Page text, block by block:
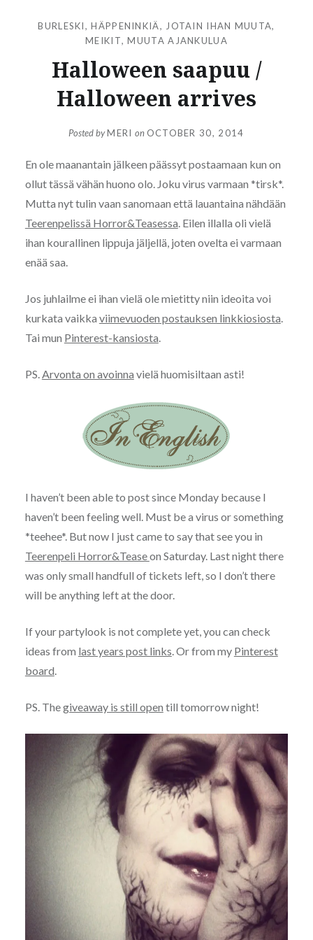
BURLESKI,HÄPPENINKIÄ, JOTAIN IHAN MUUTA,
MEIKIT,MUUTA AJANKULUA
Halloween saapuu /
Halloween arrives
Posted byMERI on OCTOBER 30, 2014
En ole maanantain jälkeen päässyt postaamaan kun on
ollut tässä vähän huono olo. Joku virus varmaan *tirsk*.
Mutta nyt tulin vaan sanomaan että lauantaina nähdään
Teerenpelissä Horror&Teasessa. Eilen illalla oli vielä
ihan kourallinen lippuja jäljellä, joten ovelta ei varmaan
enää saa.
Jos juhlailme ei ihan vielä ole mietitty niin ideoita voi
kurkata vaikka viimevuoden postauksen linkkiosiosta.
Tai mun Pinterest-kansiosta.
PS.Arvonta on avoinna vielä huomisiltaan asti!
I haven’t been able to post since Monday because I
haven’t been feeling well. Must be a virus or something
*teehee*. But now I just came to say that see you in
Teerenpeli Horror&Teaseon Saturday. Last night there
was only small handfull of tickets left, so I don’t there
will be anything left at the door.
If your partylook is not complete yet, you can check
ideas from last years post links. Or from my Pinterest
board.
PS. Thegiveaway is still open till tomorrow night!